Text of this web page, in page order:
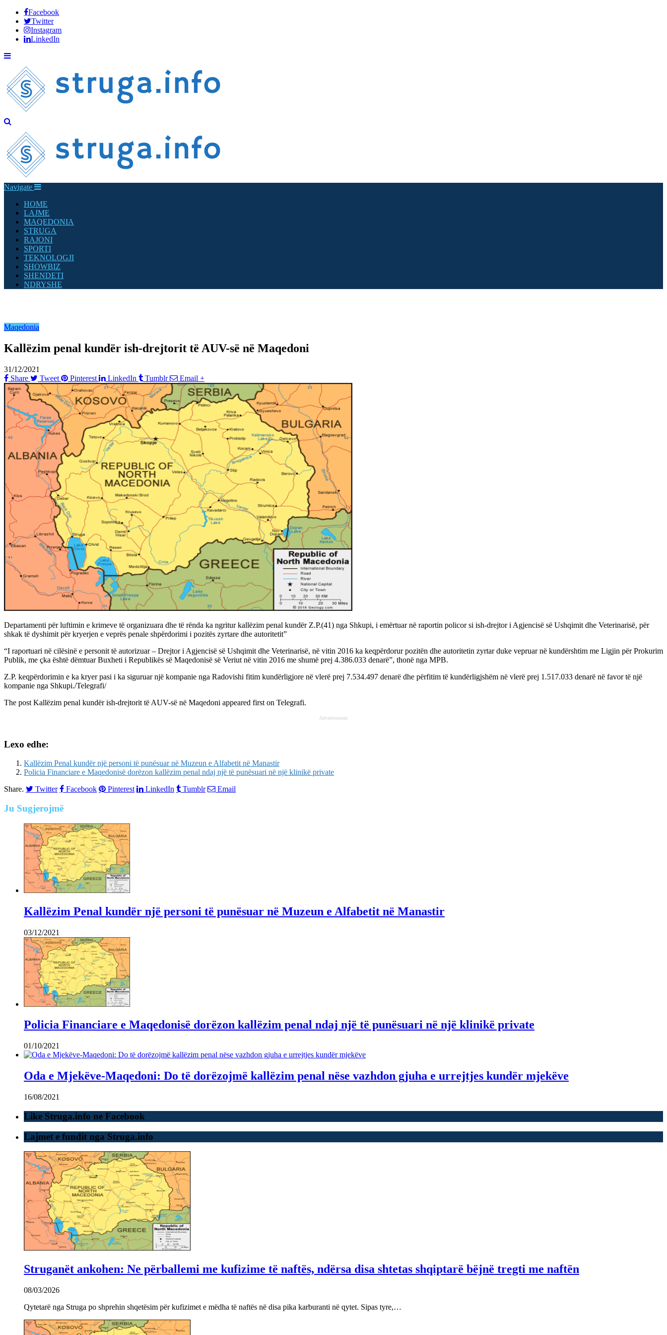
Facebook
Twitter
Instagram
LinkedIn
Navigate
HOME
LAJME
MAQEDONIA
STRUGA
RAJONI
SPORTI
TEKNOLOGJI
SHOWBIZ
SHENDETI
NDRYSHE
Maqedonia
Kallëzim penal kundër ish-drejtorit të AUV-së në Maqedoni
31/12/2021
Share
Tweet Pinterest LinkedIn Tumblr Email +
Departamenti për luftimin e krimeve të organizuara dhe të rënda ka ngritur kallëzim penal kundër Z.P.(41) nga Shkupi, i emërtuar në raportin policor si ish-drejtor i Agjencisë së Ushqimit dhe Veterinarisë, për
shkak të dyshimit për kryerjen e veprës penale shpërdorimi i pozitës zyrtare dhe autoritetit”
“I raportuari në cilësinë e personit të autorizuar – Drejtor i Agjencisë së Ushqimit dhe Veterinarisë, në vitin 2016 ka keqpërdorur pozitën dhe autoritetin zyrtar duke vepruar në kundërshtim me Ligjin për Prokurim
Publik, me çka është dëmtuar Buxheti i Republikës së Maqedonisë së Veriut në vitin 2016 me shumë prej 4.386.033 denarë”, thonë nga MPB.
Z.P. keqpërdorimin e ka kryer pasi i ka siguruar një kompanie nga Radovishi fitim kundërligjore në vlerë prej 7.534.497 denarë dhe përfitim të kundërligjshëm në vlerë prej 1.517.033 denarë në favor të një
kompanie nga Shkupi./Telegrafi/
The post Kallëzim penal kundër ish-drejtorit të AUV-së në Maqedoni appeared first on Telegrafi.
Advertisement
Lexo edhe:
Kallëzim Penal kundër një personi të punësuar në Muzeun e Alfabetit në Manastir
Policia Financiare e Maqedonisë dorëzon kallëzim penal ndaj një të punësuari në një klinikë private
Share.
Twitter Facebook Pinterest LinkedIn Tumblr Email
Ju Sugjerojmë
Kallëzim Penal kundër një personi të punësuar në Muzeun e Alfabetit në Manastir
03/12/2021
Policia Financiare e Maqedonisë dorëzon kallëzim penal ndaj një të punësuari në një klinikë private
01/10/2021
Oda e Mjekëve-Maqedoni: Do të dorëzojmë kallëzim penal nëse vazhdon gjuha e urrejtjes kundër mjekëve
16/08/2021
Like Struga.info ne Facebook
Lajmet e fundit nga Struga.info
Struganët ankohen: Ne përballemi me kufizime të naftës, ndërsa disa shtetas shqiptarë bëjnë tregti me naftën
08/03/2026
Qytetarë nga Struga po shprehin shqetësim për kufizimet e mëdha të naftës në disa pika karburanti në qytet. Sipas tyre,…